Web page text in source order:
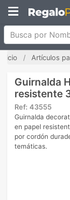
Busca por
Inicio Artículos
Guirnalda
resistente
Ref: 43555
Guirnalda
en papel
por cordón
temáticas.